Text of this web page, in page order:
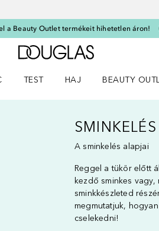
a Beauty Outlet termékeit hihetetlen áron!
A Douglas
menüt
TEST
HAJ
BEAUTY
A sminkelés alapjai
Reggel a tükör előtt
kezdő sminkes
sminkkészleted
megmutatjuk,
cselekedni!